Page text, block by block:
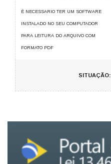
É NECESSARIO TER UM SOFTWARE
INSTALADO NO SEU COMPUTADOR
PARA LEITURA DO ARQUIVO COM
FORMATO PDF
SITUAÇÃO: